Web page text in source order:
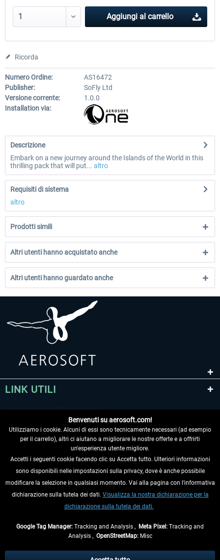
Aggiungi al carrello
Ricorda
Numero Ordine:
AS16472
Publisher:
SoFly Ltd
Versione corrente:
1.0.0
Installation via:
Descrizione
Embark on a new journey around the Islands of the World in this
thrilling pack that will put... altro
Requisiti di sistema
altro
Prodotti simili
Altri utenti hanno acquistato anche
Altri utenti hanno guardato anche
LINK UTILI
RECEDERE DAL CONTRATTO
INFORMAZIONI
eventualmente le spese di spedizione, se non diversamente descritto.
Benvenuti su aerosoft.com!
Utilizziamo i cookie. Alcuni di essi sono tecnicamente necessari (ad esempio
per il carrello), altri ci aiutano a migliorare le nostre offerte e a offrirti
un'esperienza utente migliore.
Accetti i seguenti cookie facendo clic su Accetta tutto. Ulteriori informazioni
sono disponibili nelle impostazioni sulla privacy, dove è anche possibile
modificare la selezione in qualsiasi momento. Vai alla pagina con l'informativa
dichiarazione sulla tutela dei dati. Visualizza la nostra dichiarazione per la
dichiarazione sulla tutela dei dati.
Google Tag Manager: Tracking and Analysis , Meta Pixel: Tracking and
Analysis , OpenStreetMap:Misc